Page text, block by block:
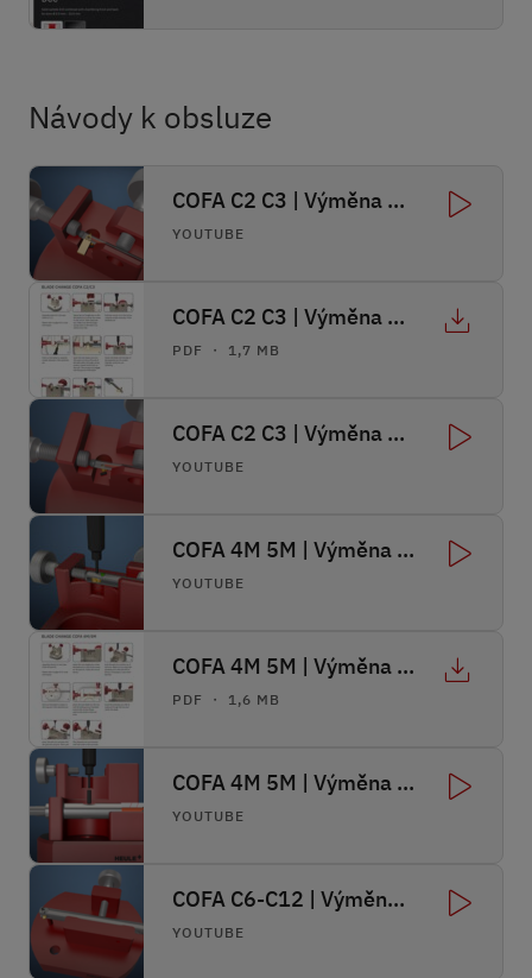
Návody k obsluze
COFA C2 C3 | Výměna nože
YOUTUBE
COFA C2 C3 | Výměna nože
PDF ・ 1,7 MB
COFA C2 C3 | Výměna pružiny
YOUTUBE
COFA 4M 5M | Výměna nože
YOUTUBE
COFA 4M 5M | Výměna nože
PDF ・ 1,6 MB
COFA 4M 5M | Výměna pružiny
YOUTUBE
COFA C6-C12 | Výměna nože
YOUTUBE